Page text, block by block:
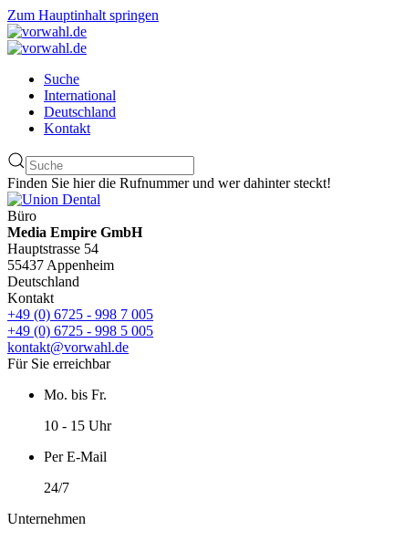
Zum Hauptinhalt springen
Suche
International
Deutschland
Kontakt
Finden Sie hier die Rufnummer und wer dahinter steckt!
Büro
Media Empire GmbH
Hauptstrasse 54
55437 Appenheim
Deutschland
Kontakt
+49 (0) 6725 - 998 7 005
+49 (0) 6725 - 998 5 005
kontakt@vorwahl.de
Für Sie erreichbar
Mo. bis Fr.
10 - 15 Uhr
Per E-Mail
24/7
Unternehmen